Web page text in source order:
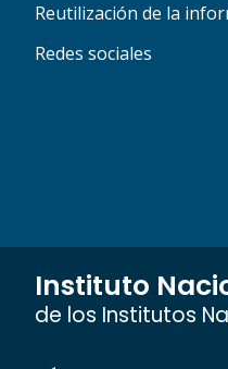
Reutilización de la
Redes sociales
Instituto
de los Institutos